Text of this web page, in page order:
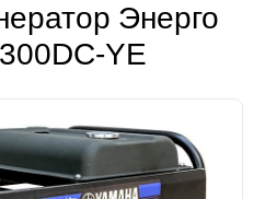
Энерго
YE